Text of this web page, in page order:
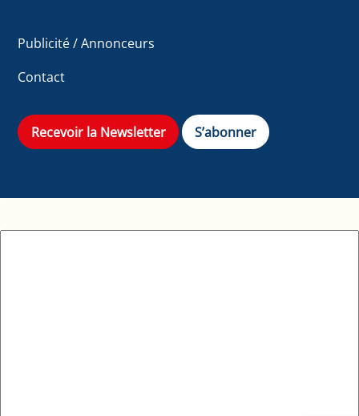
Publicité / Annonceurs
Contact
Recevoir la Newsletter S’abonner